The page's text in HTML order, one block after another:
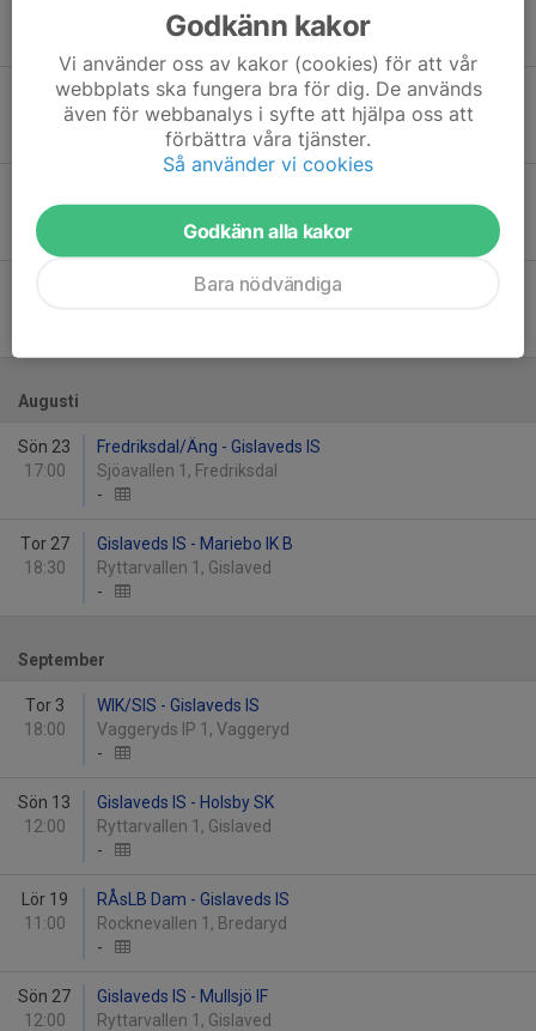
Ryttarvallen 1, Gislaved
Mån 22
19:00
Gislaveds IS - Tranås FF
Ryttarvallen 1, Gislaved
19:00
FC Vetlanda Dam - Gislaveds IS
Augusti
Sön 23
17:00
Fredriksdal/Äng - Gislaveds IS
Sjöavallen 1, Fredriksdal
-
Tor 27
18:30
Gislaveds IS - Mariebo IK B
Ryttarvallen 1, Gislaved
-
September
Tor 3
18:00
WIK/SIS - Gislaveds IS
Vaggeryds IP 1, Vaggeryd
-
Sön 13
12:00
Gislaveds IS - Holsby SK
Ryttarvallen 1, Gislaved
-
Lör 19
11:00
RÅsLB Dam - Gislaveds IS
Rocknevallen 1, Bredaryd
-
Sön 27
12:00
Gislaveds IS - Mullsjö IF
Ryttarvallen 1, Gislaved
Godkänn kakor
Vi använder oss av kakor (cookies) för att vår
webbplats ska fungera bra för dig. De används
även för webbanalys i syfte att hjälpa oss att
förbättra våra tjänster.
Så använder vi cookies
Godkänn alla kakor
Bara nödvändiga